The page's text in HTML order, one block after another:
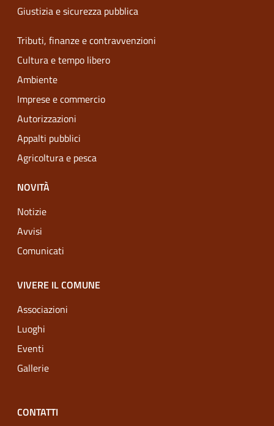
Giustizia e sicurezza pubblica
Tributi, finanze e contravvenzioni
Cultura e tempo libero
Ambiente
Imprese e commercio
Autorizzazioni
Appalti pubblici
Agricoltura e pesca
NOVITÀ
Notizie
Avvisi
Comunicati
VIVERE IL COMUNE
Associazioni
Luoghi
Eventi
Gallerie
CONTATTI